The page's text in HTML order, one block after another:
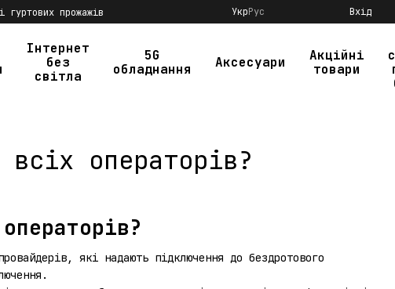
гуртових прожажів
УкрРус Вхід
Інтернет
без
світла
5G
обладнання
Аксесуари
Акційні
товари
операторів?
які надають підключення до бездротового